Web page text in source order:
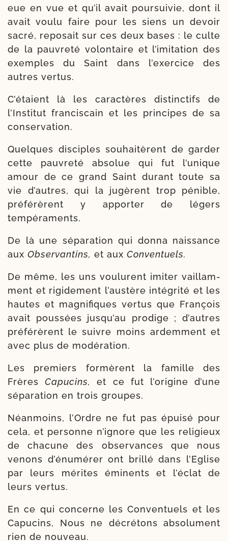
eue en vue et qu’il avait pour­sui­vie, dont il
avait vou­lu faire pour les siens un devoir
sacré, repo­sait sur ces deux bases : le culte
de la pau­vre­té volon­taire et l’i­mi­ta­tion des
exemples du Saint dans l’exercice des
autres vertus.
C’étaient là les carac­tères dis­tinc­tifs de
l’Institut fran­cis­cain et les prin­cipes de sa
conservation.
Quelques dis­ciples sou­hai­tèrent de gar­der
cette pau­vre­té abso­lue qui fut l’u­nique
amour de ce grand Saint durant toute sa
vie d’au­tres, qui la jugèrent trop pénible,
pré­fé­rèrent y appor­ter de légers
tempéraments.
De là une sépa­ra­tion qui don­na nais­sance
aux Observantins, et aux Conventuels.
De même, les uns vou­lurent imi­ter vaillam­
ment et rigi­de­ment l’austère inté­gri­té et les
hautes et magni­fiques ver­tus que François
avait pous­sées jusqu’au pro­dige ; d’autres
pré­fé­rèrent le suivre moins ardem­ment et
avec plus de modération.
Les pre­miers for­mèrent la famille des
FrèresCapucins,
et ce fut l’origine d’une
sépa­ra­tion en trois groupes.
Néanmoins, l’Ordre ne fut pas épui­sé pour
cela, et per­sonne n’i­gnore que les reli­gieux
de cha­cune des obser­vances que nous
venons d’énumérer ont brillé dans l’Eglise
par leurs mérites émi­nents et l’éclat de
leurs vertus.
En ce qui concerne les Conventuels et les
Capucins, Nous ne décré­tons abso­lu­ment
rien de nouveau.